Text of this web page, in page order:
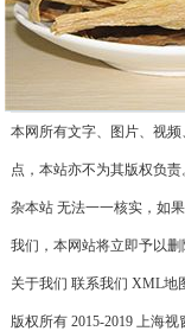
本网所有文字、图片、视
点，本站亦不为其版权负
杂本站 无法一一核实，如
我们，本网站将立即予以删
关于我们 联系我们 XML地
版权所有 2015-2019 上海视